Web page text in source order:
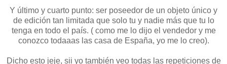
Y último y cuarto punto: ser poseedor de un objeto único y
de edición tan limitada que solo tu y nadie más que tu lo
tenga en todo el país. ( como me lo dijo el vendedor y me
conozco todaaas las casa de España, yo me lo creo).
Dicho esto jeje, sii yo también veo todas las repeticiones de